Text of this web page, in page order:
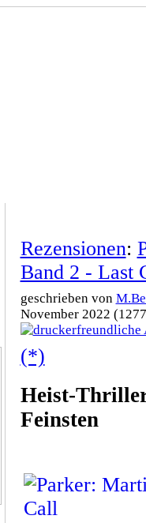
Rezensionen:
Band 2 - Last
geschrieben von
November 2022
(*)
Heist-
Feinsten